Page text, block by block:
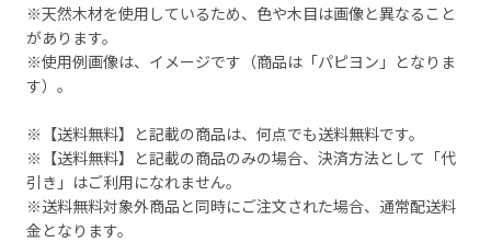
※天然木材を使用しているため、色や木目は画像と異なること
があります。
※使用例画像は、イメージです（商品は「パピヨン」となりま
す）。
※【送料無料】と記載の商品は、何点でも送料無料です。
※【送料無料】と記載の商品のみの場合、決済方法として「代
引き」はご利用になれません。
※送料無料対象外商品と同時にご注文された場合、通常配送料
金となります。